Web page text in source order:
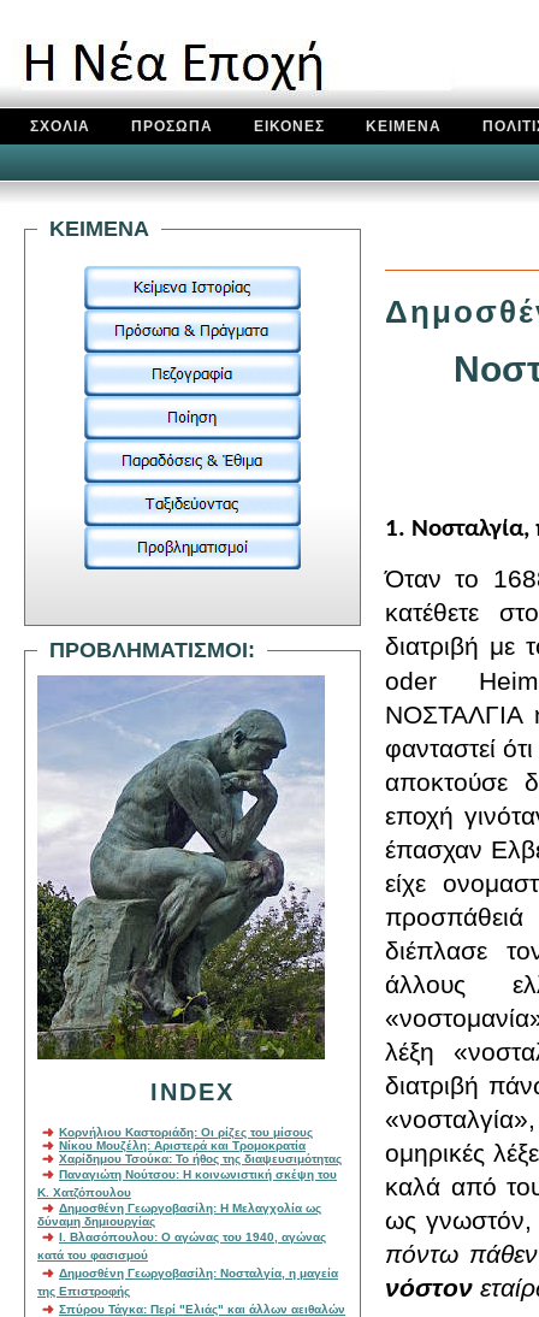
ΣΧΟΛΙΑ ΠΡΟΣΩΠΑ ΕΙΚΟΝΕΣ ΚΕΙΜΕΝΑ
1. Νοσταλγία,
Όταν το
κατέθετε
διατριβή με
oder
ΝΟΣΤΑΛΓΙΑ
φανταστεί
αποκτούσε
εποχή
έπασχαν
είχε
προσπάθειά
διέπλασε
άλλους
λέξη
διατριβή
ομηρικές
καλά από
ως γνωστόν,
πόντω
νόστον
KEIMENA
ΠΡΟΒΛΗΜΑΤΙΣΜΟΙ:
INDEX
Κορνήλιου Καστοριάδη: Οι ρίζες του μίσους
Νίκου Μουζέλη: Αριστερά και Τρομοκρατία
Χαρίδημου Τσούκα: Το ήθος της διαψευσιμότητας
Παναγιώτη Νούτσου: Η κοινωνιστική σκέψη του
Κ. Χατζόπουλου
Δημοσθένη Γεωργοβασίλη: Η Μελαγχολία ως
δύναμη δημιουργίας
Ι. Βλασόπουλου: Ο αγώνας του 1940, αγώνας
κατά του φασισμού
Δημοσθένη Γεωργοβασίλη: Νοσταλγία, η μαγεία
της Επιστροφής
Σπύρου Τάγκα: Περί "Ελιάς" και άλλων αειθαλών